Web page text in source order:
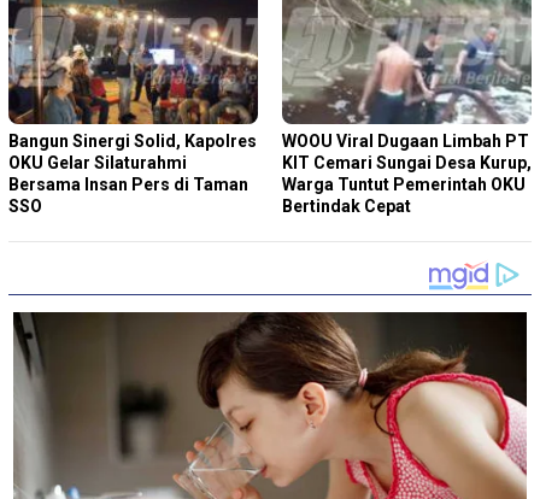
Bangun Sinergi Solid, Kapolres
OKU Gelar Silaturahmi
Bersama Insan Pers di Taman
SSO
WOOU Viral Dugaan Limbah PT
KIT Cemari Sungai Desa Kurup,
Warga Tuntut Pemerintah OKU
Bertindak Cepat